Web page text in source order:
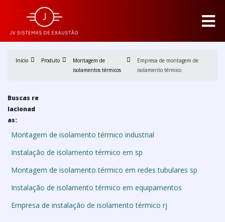
Início Produto
Montagem de
isolamentos térmicos
Empresa de montagem de
isolamento térmico
Buscas re
lacionad
as:
Montagem de isolamento térmico industrial
Instalação de isolamento térmico em sp
Montagem de isolamento térmico em redes tubulares sp
Instalação de isolamento térmico em equipamentos
Empresa de instalação de isolamento térmico rj